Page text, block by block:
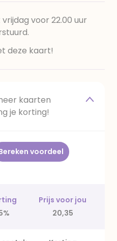
voor 22.00 uur
deze kaart!
kaarten
je korting!
voordeel
Prijs voor jou
20,35